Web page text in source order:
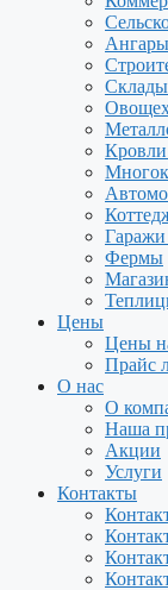
Фермы
Цены
Цены
Прайс
О нас
О
Наша
Акции
Услуги
Контакты